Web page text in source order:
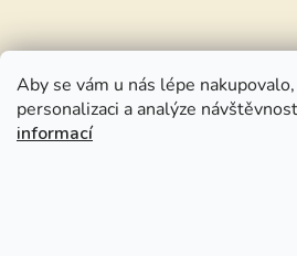
Aby se vám u nás lépe
personalizaci a analýze
informací